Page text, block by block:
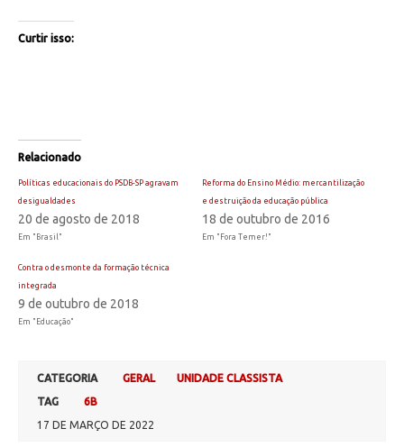
Curtir isso:
Relacionado
Políticas educacionais do PSDB-SP agravam
desigualdades
20 de agosto de 2018
Em "Brasil"
Reforma do Ensino Médio: mercantilização
e destruição da educação pública
18 de outubro de 2016
Em "Fora Temer!"
Contra o desmonte da formação técnica
integrada
9 de outubro de 2018
Em "Educação"
CATEGORIA GERAL
UNIDADE CLASSISTA
TAG
6B
17 DE MARÇO DE 2022